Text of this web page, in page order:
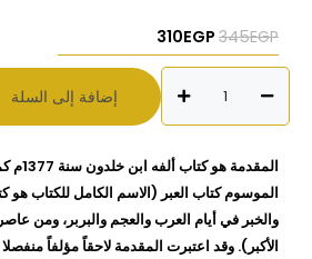
345EGP السعر الأصلي هو: 345EGP.
310EGP
مقدمة
ابن
خلدون
عبدالرحمن
ابن
خلدون
إضافة إلى السلة
المقدمة
الموسوم كتاب العبر (الاسم الكامل للكتاب هو
والخبر في أيام العرب والعجم والبربر، ومن
الأكبر). وقد اعتبرت المقدمة لاحقاً مؤلفاً